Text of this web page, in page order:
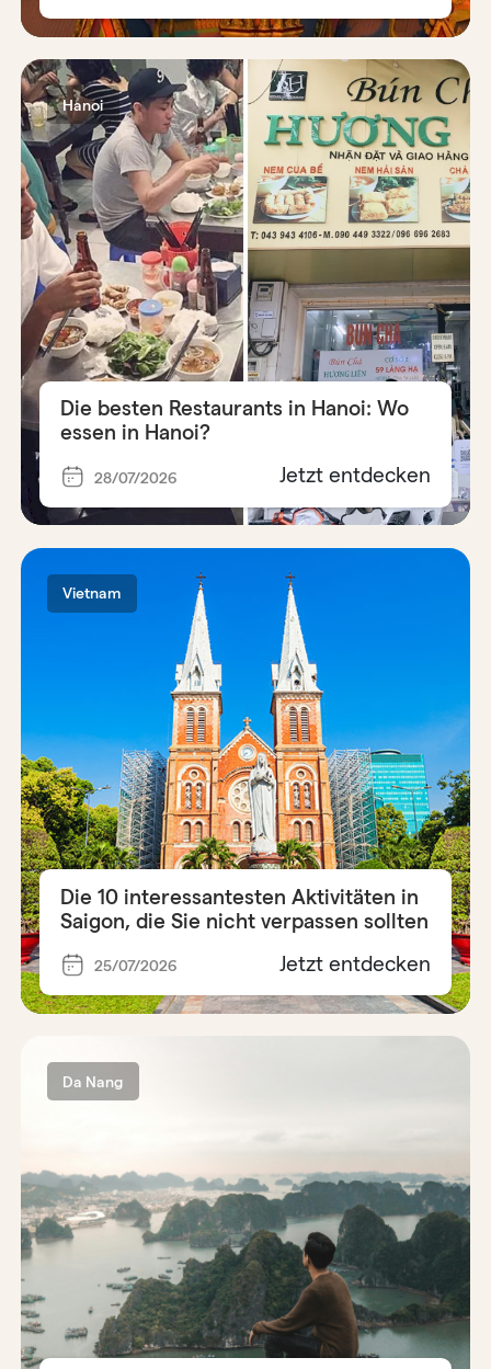
Hanoi
Die besten Restaurants in Hanoi: Wo
essen in Hanoi?
28/07/2026 Jetzt entdecken
Vietnam
Die 10 interessantesten Aktivitäten in
Saigon, die Sie nicht verpassen sollten
25/07/2026 Jetzt entdecken
Da Nang